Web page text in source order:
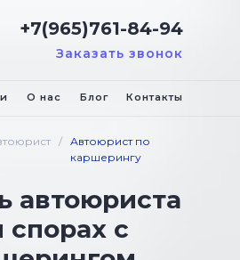
автоюриста
спорах с
/ Автоюрист по
каршерингу
Блог
Заказать звонок
+7(965)761-84-94
Контакты
О нас